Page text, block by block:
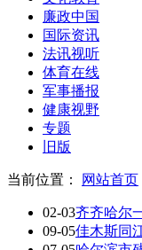
廉政中国
国际资讯
法讯视听
体育在线
军事播报
健康视野
专题
旧版
当前位置： 网站首页
02-03齐齐哈尔
09-05佳木斯同